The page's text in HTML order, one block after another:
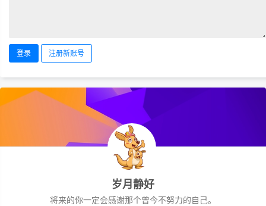
登录 注册新账号
岁月静好
将来的你一定会感谢那个曾今不努力的自己。